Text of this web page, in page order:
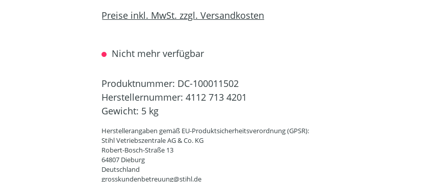
Preise inkl. MwSt. zzgl. Versandkosten
Nicht mehr verfügbar
Produktnummer: DC-100011502
Herstellernummer: 4112 713 4201
Gewicht: 5 kg
Herstellerangaben gemäß EU-Produktsicherheitsverordnung (GPSR):
Stihl Vetriebszentrale AG & Co. KG
Robert-Bosch-Straße 13
64807 Dieburg
Deutschland
grosskundenbetreuung@stihl.de